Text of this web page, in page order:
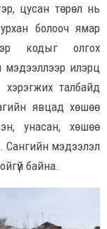
цусан төрөл нь
болооч ямар
кодыг олгох
мэдээллээр илэрц
хэрэгжих талбайд
явцад хөшөө
унасан, хөшөө
Сангийн мэдээлэл
байна.